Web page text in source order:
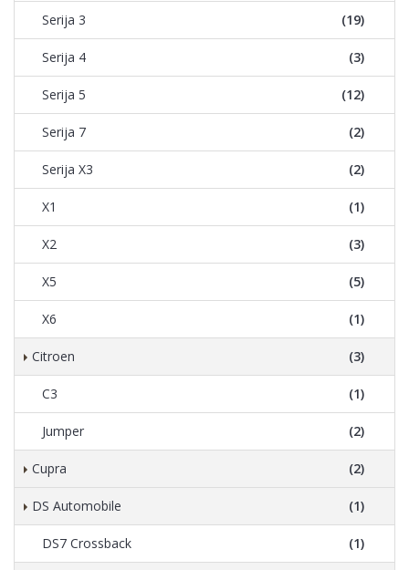
Serija 3 (19)
Serija 4 (3)
Serija 5 (12)
Serija 7 (2)
Serija X3 (2)
X1 (1)
X2 (3)
X5 (5)
X6 (1)
Citroen (3)
C3 (1)
Jumper (2)
Cupra (2)
DS Automobile (1)
DS7 Crossback (1)